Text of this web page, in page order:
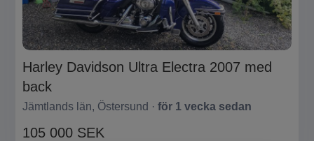
Harley Davidson Ultra Electra 2007 med
back
Jämtlands län, Östersund · för 1 vecka sedan
105 000 SEK